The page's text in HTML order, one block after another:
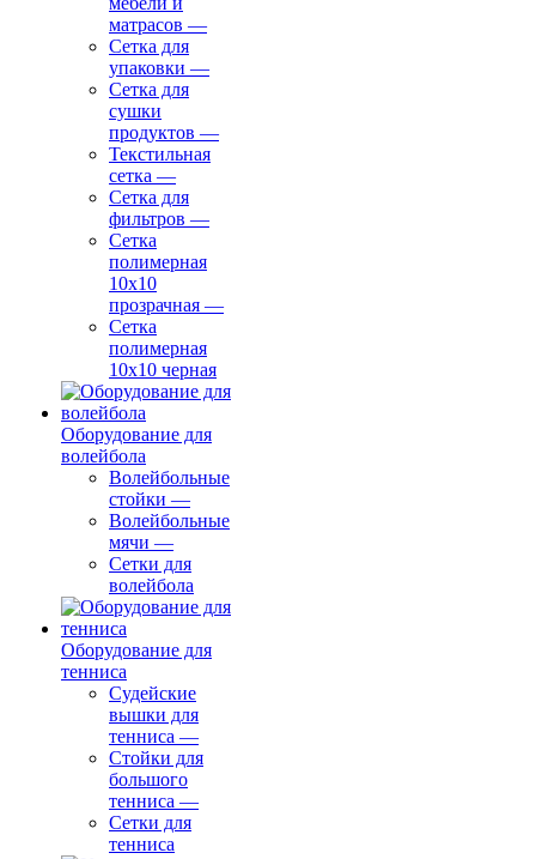
матрасов —
Сетка для
упаковки —
Сетка для
сушки
продуктов —
Текстильная
сетка —
Сетка для
фильтров —
Сетка
полимерная
10х10
прозрачная —
Сетка
полимерная
10х10 черная
Оборудование для
волейбола
Волейбольные
стойки —
Волейбольные
мячи —
Сетки для
волейбола
Оборудование для
тенниса
Судейские
вышки для
тенниса —
Стойки для
большого
тенниса —
Сетки для
тенниса